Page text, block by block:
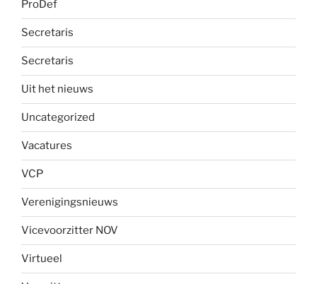
ProDef
Secretaris
Secretaris
Uit het nieuws
Uncategorized
Vacatures
VCP
Verenigingsnieuws
Vicevoorzitter NOV
Virtueel